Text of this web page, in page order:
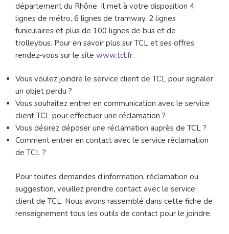
département du Rhône. Il met à votre disposition 4
lignes de métro, 6 lignes de tramway, 2 lignes
funiculaires et plus de 100 lignes de bus et de
trolleybus. Pour en savoir plus sur TCL et ses offres,
rendez-vous sur le site www.tcl.fr.
Vous voulez joindre le service client de TCL pour signaler
un objet perdu ?
Vous souhaitez entrer en communication avec le service
client TCL pour effectuer une réclamation ?
Vous désirez déposer une réclamation auprès de TCL ?
Comment entrer en contact avec le service réclamation
de TCL ?
Pour toutes demandes d’information, réclamation ou
suggestion, veuillez prendre contact avec le service
client de TCL. Nous avons rassemblé dans cette fiche de
renseignement tous les outils de contact pour le joindre.